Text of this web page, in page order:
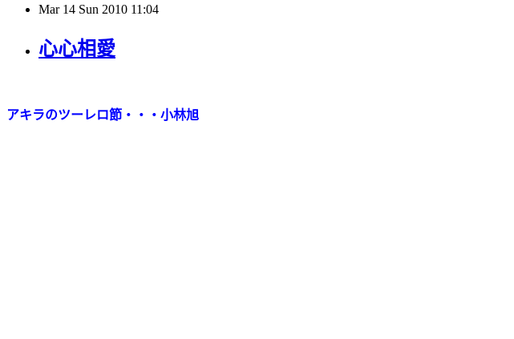
Mar 14 Sun 2010 11:04
心心相愛
アキラのツーレロ節・・・小林旭